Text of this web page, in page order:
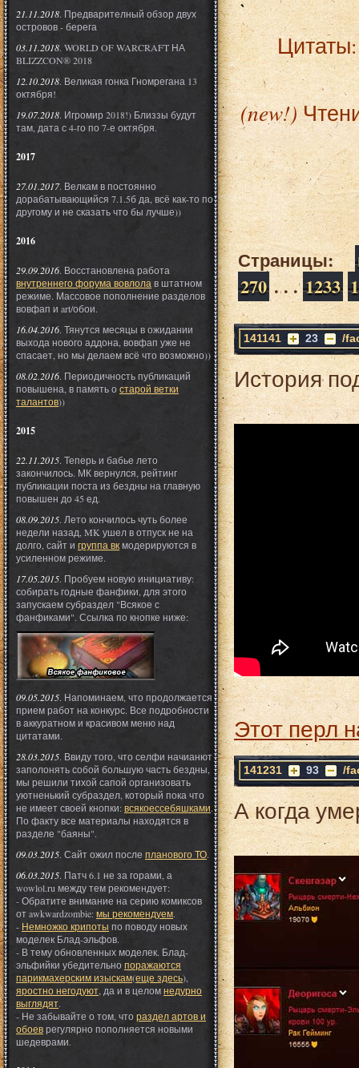
21.11.2018. Предварителный обзор двух
островов - берега
03.11.2018. WORLD OF WARCRAFT НА
BLIZZCON® 2018
12.10.2018. Великая гонка Гномрегана 13
октября!
19.07.2018. Игромир 2018!) Близзы будут
там, дата с 4-го по 7-е октября.
2017
27.01.2017. Велкам в постоянно
дорабатывающийся 7.1.5б да, всё как-то по
другому и не сказать что бы лучше))
2016
29.09.2016. Восстановлена работа
внутреннего форума вовлола в штатном
режиме. Массовое пополнение разделов
вовфап и art/обои.
16.04.2016. Тянутся месяцы в ожидании
выхода нового аддона, вовфап уже не
спасает, но мы делаем всё что возможно))
08.02.2016. Периодичность публикаций
повышена, в память о старой ветки
талантов))
2015
22.11.2015. Теперь и бабье лето
закончилось. МК вернулся, рейтинг
публикации поста из бездны на главную
повышен до 45 ед.
08.09.2015. Лето кончилось чуть более
недели назад, MK ушел в отпуск не на
долго, сайт и группа вкмодерируются в
усиленном режиме.
17.05.2015. Пробуем новую инициативу:
собирать годные фанфики, для этого
запускаем субраздел "Всякое с
фанфиками". Ссылка по кнопке ниже:
09.05.2015. Напоминаем, что продолжается
прием работ на конкурс. Все подробности
в аккуратном и красивом меню над
цитатами.
28.03.2015. Ввиду того, что селфи начианют
заполонять собой большую часть бездны,
мы решили тихой сапой организовать
уютненький субраздел, который пока что
не имеет своей кнопки:всякоессебяшками.
По факту все материалы находятся в
разделе "баяны".
09.03.2015. Сайт ожил после планового ТО.
06.03.2015. Патч 6.1 не за горами, а
wowlol.ru между тем рекомендует:
- Обратите внимание на серию комиксов
от awkwardzombie:мы рекомендуем.
- Немножко крипоты по поводу новых
моделек Блад-эльфов.
- В тему обновленных моделек. Блад-
эльфийки убедительнопоражаются
парикмахерским изыскам(еще здесь),
яростно негодуют , да и в целомнедурно
выглядят.
- Не забывайте о том, чтораздел артов и
обоеврегулярно пополняется новыми
шедеврами.
(new!)
Страницы:
270. . .1233
141141 23 /
История
Этот перл
141231 93 /
А когда